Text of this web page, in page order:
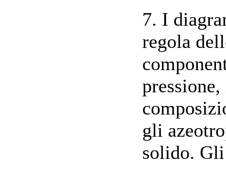
7. I
regola
gli
solido.